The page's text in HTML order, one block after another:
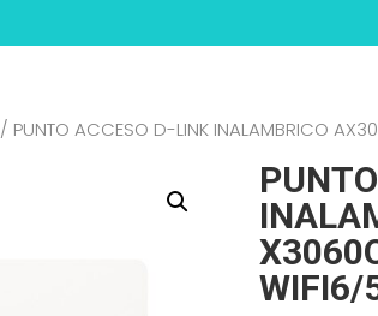
/ PUNTO ACCESO D-LINK INALAMBRICO
WIFI6/